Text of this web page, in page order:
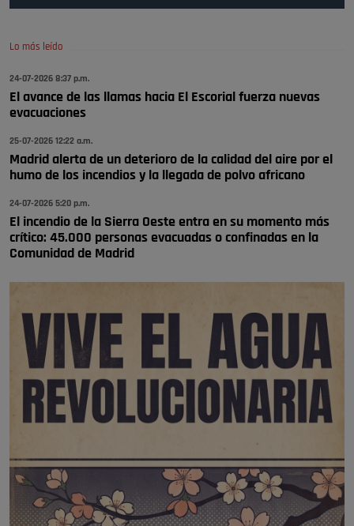
Pozuelo de Alarcón
🔴 EXCLUSIVA | El comisario de la …
se va porke no tiene piscina 🤪🤪🤪
Pozuelo de Alarcón
🔴 EXCLUSIVA | El comisario de la …
Lo más leído
24-07-2026 8:37 p.m.
El avance de las llamas hacia El Escorial fuerza nuevas
evacuaciones
25-07-2026 12:22 a.m.
Madrid alerta de un deterioro de la calidad del aire por el
humo de los incendios y la llegada de polvo africano
24-07-2026 5:20 p.m.
El incendio de la Sierra Oeste entra en su momento más
crítico: 45.000 personas evacuadas o confinadas en la
Comunidad de Madrid